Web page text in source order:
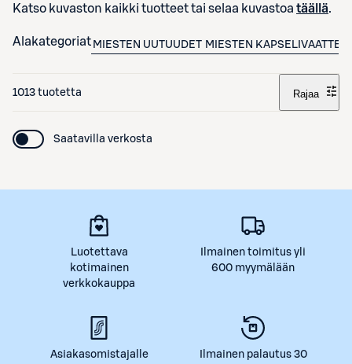
Katso kuvaston kaikki tuotteet tai selaa kuvastoa täällä.
Alakategoriat MIESTEN UUTUUDET MIESTEN
1013 tuotetta Rajaa
Saatavilla verkosta
Luotettava
kotimainen
verkkokauppa
Ilmainen toimitus yli
600 myymälään
Asiakasomistajalle
Ilmainen palautus 30